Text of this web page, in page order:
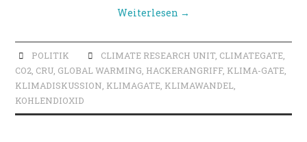
Weiterlesen →
POLITIK CLIMATE RESEARCH UNIT, CLIMATEGATE,
CO2, CRU, GLOBAL WARMING, HACKERANGRIFF, KLIMA-GATE,
KLIMADISKUSSION, KLIMAGATE, KLIMAWANDEL,
KOHLENDIOXID